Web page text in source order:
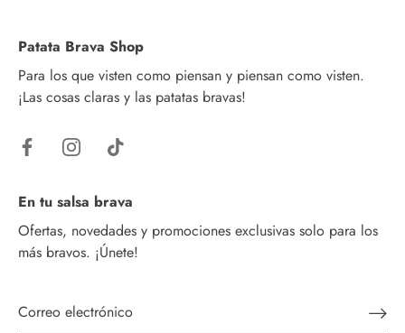
Patata Brava Shop
Para los que visten como piensan y piensan como visten.
¡Las cosas claras y las patatas bravas!
En tu salsa brava
Ofertas, novedades y promociones exclusivas solo para los
más bravos. ¡Únete!